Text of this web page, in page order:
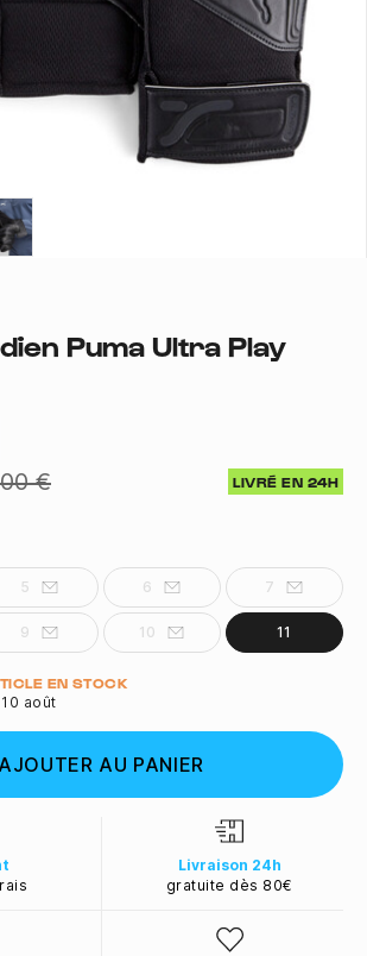
Puma Ultra Play
€ LIVRÉ EN 24H
5 6 7
9 10 11
EN STOCK
août
AJOUTER AU PANIER
Livraison 24h
gratuite dès 80€